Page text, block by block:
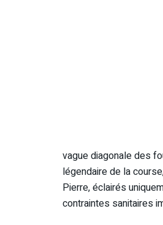
vague diagonale des
légendaire de la
Pierre, éclairés
contraintes sanitaires